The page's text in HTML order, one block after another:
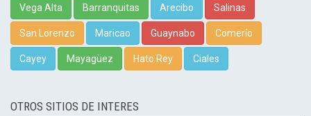
Vega Alta Barranquitas Arecibo Salinas
San Lorenzo Maricao Guaynabo Comerío
Cayey Mayagüez Hato Rey Ciales
OTROS SITIOS DE INTERES